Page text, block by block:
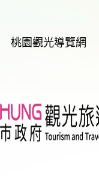
桃園觀光導覽網